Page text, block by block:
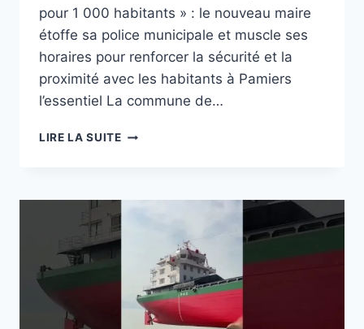
pour 1 000 habitants » : le nouveau maire
étoffe sa police municipale et muscle ses
horaires pour renforcer la sécurité et la
proximité avec les habitants à Pamiers
l’essentiel La commune de…
LIRE LA SUITE« LA
POLICIER
POUR
1
HABITANTS »
NOUVEAU